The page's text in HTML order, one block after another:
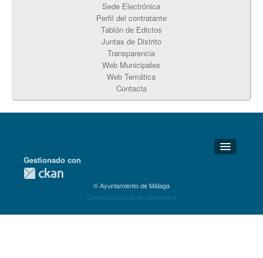
Sede Electrónica
Perfil del contratante
Tablón de Edictos
Juntas de Distrito
Transparencia
Web Municipales
Web Temática
Contacta
Detalles Técnicos
Gestionado con
© Ayuntamiento de Málaga
Centro Municipal de Informática